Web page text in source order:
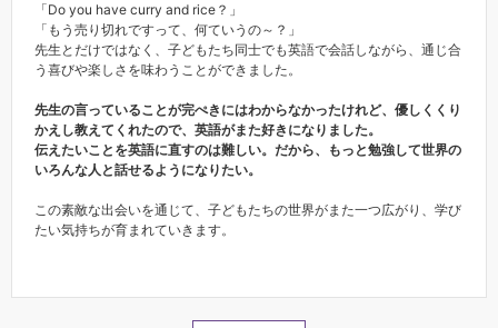
「Do you have curry and rice？」
「もう売り切れですって、何ていうの～？」
先生とだけではなく、子どもたち同士でも英語で会話しながら、通じ合
う喜びや楽しさを味わうことができました。
先生の言っていることが完ぺきにはわからなかったけれど、優しくくり
かえし教えてくれたので、英語がまた好きになりました。
伝えたいことを英語に直すのは難しい。だから、もっと勉強して世界の
いろんな人と話せるようになりたい。
この素敵な出会いを通じて、子どもたちの世界がまた一つ広がり、学び
たい気持ちが育まれていきます。